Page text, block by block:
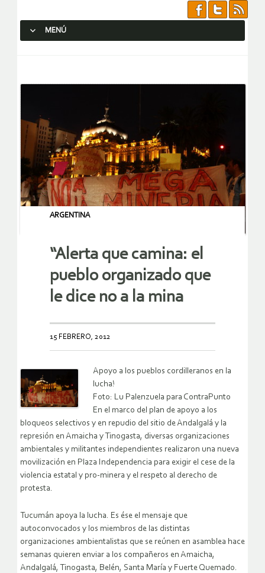
MENÚ
ARGENTINA
“Alerta que camina: el
pueblo organizado que
le dice no a la mina
15 FEBRERO, 2012
Apoyo a los pueblos cordilleranos en la
lucha!
Foto: Lu Palenzuela para ContraPunto
En el marco del plan de apoyo a los
bloqueos selectivos y en repudio del sitio de Andalgalá y la
represión en Amaicha y Tinogasta, diversas organizaciones
ambientales y militantes independientes realizaron una nueva
movilización en Plaza Independencia para exigir el cese de la
violencia estatal y pro-minera y el respeto al derecho de
protesta.
Tucumán apoya la lucha. Es ése el mensaje que
autoconvocados y los miembros de las distintas
organizaciones ambientalistas que se reúnen en asamblea hace
semanas quieren enviar a los compañeros en Amaicha,
Andalgalá, Tinogasta, Belén, Santa María y Fuerte Quemado.